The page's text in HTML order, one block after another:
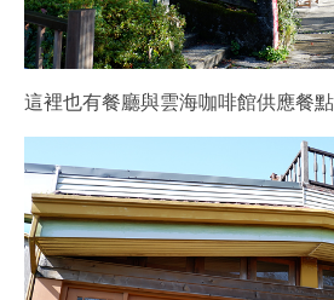
這裡也有餐廳與雲海咖啡館供應餐點